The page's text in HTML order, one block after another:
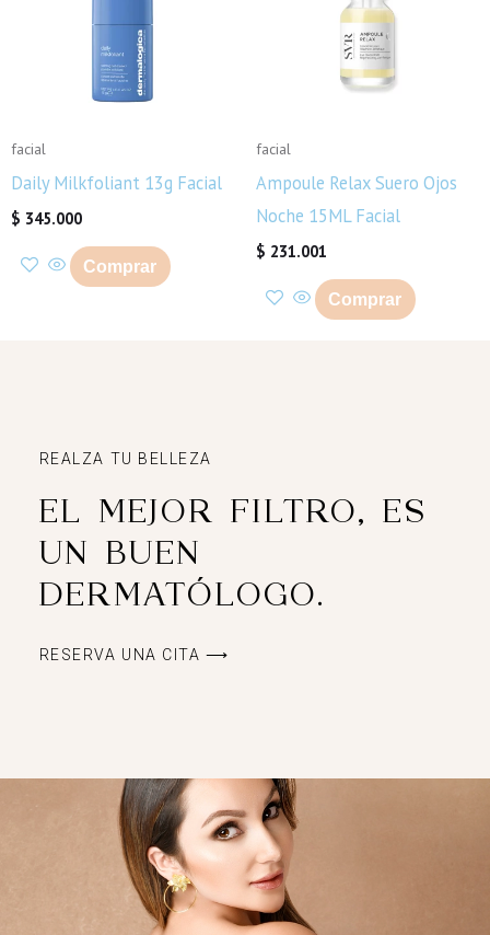
facial
Daily Milkfoliant 13g Facial
$ 345.000
Comprar
facial
Ampoule Relax Suero Ojos
Noche 15ML Facial
$ 231.001
Comprar
REALZA TU BELLEZA
EL MEJOR FILTRO, ES
UN BUEN
DERMATÓLOGO.
RESERVA UNA CITA ⟶